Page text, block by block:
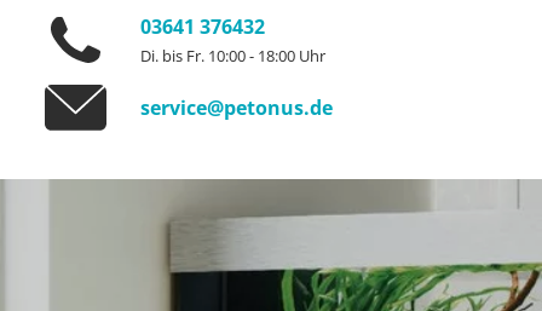
03641 376432
Di. bis Fr. 10:00 - 18:00 Uhr
service@petonus.de